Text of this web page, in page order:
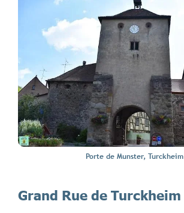
Porte de Munster, Turckheim
Grand Rue de Turckheim